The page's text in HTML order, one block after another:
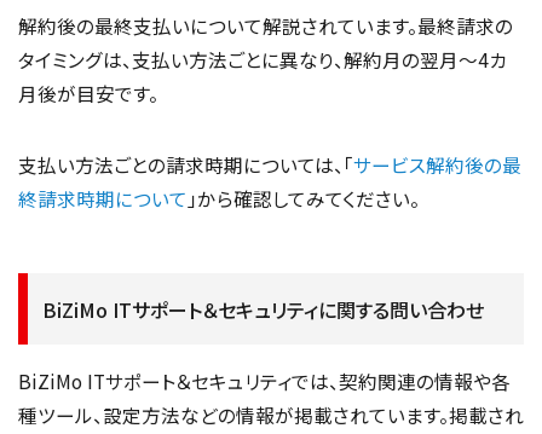
解約後の最終支払いについて解説されています。最終請求の
タイミングは、支払い方法ごとに異なり、解約月の翌月〜4カ
月後が目安です。
支払い方法ごとの請求時期については、「サービス解約後の最
終請求時期について 」から確認してみてください。
BiZiMo ITサポート＆セキュリティに関する問い合わせ
BiZiMo ITサポート＆セキュリティでは、契約関連の情報や各
種ツール、設定方法などの情報が掲載されています。掲載され